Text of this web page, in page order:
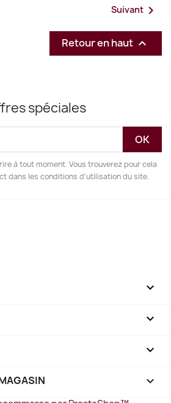
Suivant 
Retour en haut 
spéciales
à tout moment. Vous trouverez pour cela
dans les conditions d'utilisation du site.



keyboard_arrow_down